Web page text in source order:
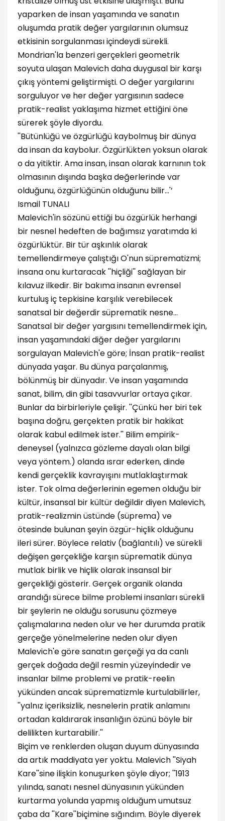
yaparken de insan yaşamında ve sanatın
oluşumda pratik değer yargılarının olumsuz
etkisinin sorgulanması içindeydi sürekli.
Mondrian'la benzeri gerçekleri geometrik
soyuta ulaşan Malevich daha duygusal bir karşı
çıkış yöntemi geliştirmişti. O değer yargılarını
sorguluyor ve her değer yargısının sadece
pratik-realist yaklaşıma hizmet ettiğini öne
sürerek şöyle diyordu.
''Bütünlüğü ve özgürlüğü kaybolmuş bir dünya
da insan da kaybolur. Özgürlükten yoksun olarak
o da yitiktir. Ama insan, insan olarak karnının tok
olmasının dışında başka değerlerinde var
olduğunu, özgürlüğünün olduğunu bilir…'’
Ismail TUNALI
Malevich'in sözünü ettiği bu özgürlük herhangi
bir nesnel hedeften de bağımsız yaratımda ki
özgürlüktür. Bir tür aşkınlık olarak
temellendirmeye çalıştığı O'nun süprematizmi;
insana onu kurtaracak ''hiçliği'' sağlayan bir
kılavuz ilkedir. Bir bakıma insanın evrensel
kurtuluş iç tepkisine karşılık verebilecek
sanatsal bir değerdir süprematik nesne…
Sanatsal bir değer yargısını temellendirmek için,
insan yaşamındaki diğer değer yargılarını
sorgulayan Malevich'e göre; İnsan pratik-realist
dünyada yaşar. Bu dünya parçalanmış,
bölünmüş bir dünyadır. Ve insan yaşamında
sanat, bilim, din gibi tasavvurlar ortaya çıkar.
Bunlar da birbirleriyle çelişir. ''Çünkü her biri tek
başına doğru, gerçekten pratik bir hakikat
olarak kabul edilmek ister.'' Bilim empirik-
deneysel (yalnızca gözleme dayalı olan bilgi
veya yöntem.) olanda ısrar ederken, dinde
kendi gerçeklik kavrayışını mutlaklaştırmak
ister. Tok olma değerlerinin egemen olduğu bir
kültür, insansal bir kültür değildir diyen Malevich,
pratik-realizmin üstünde (süprema) ve
ötesinde bulunan şeyin özgür-hiçlik olduğunu
ileri sürer. Böylece relativ (bağlantılı) ve sürekli
değişen gerçekliğe karşın süprematik dünya
mutlak birlik ve hiçlik olarak insansal bir
gerçekliği gösterir. Gerçek organik olanda
arandığı sürece bilme problemi insanları sürekli
bir şeylerin ne olduğu sorusunu çözmeye
çalışmalarına neden olur ve her durumda pratik
gerçeğe yönelmelerine neden olur diyen
Malevich'e göre sanatın gerçeği ya da canlı
gerçek doğada değil resmin yüzeyindedir ve
insanlar bilme problemi ve pratik-reelin
yükünden ancak süprematizmle kurtulabilirler,
''yalnız içeriksizlik, nesnelerin pratik anlamını
ortadan kaldırarak insanlığın özünü böyle bir
delilikten kurtarabilir.''
Biçim ve renklerden oluşan duyum dünyasında
da artık maddiyata yer yoktu. Malevich ''Siyah
Kare''sine ilişkin konuşurken şöyle diyor; ''1913
yılında, sanatı nesnel dünyasının yükünden
kurtarma yolunda yapmış olduğum umutsuz
çaba da ''Kare''biçimine sığındım. Böyle diyerek